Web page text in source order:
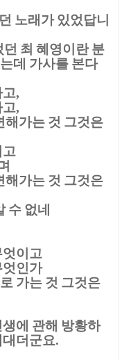
노래가 있었답니
최 혜영이란 분
데 가사를 본다
고,
고,
해가는 것 그것은
고
해가는 것 그것은
수 없네
엇이고
엇인가
가는 것 그것은
에 관해 방황하
대더군요.